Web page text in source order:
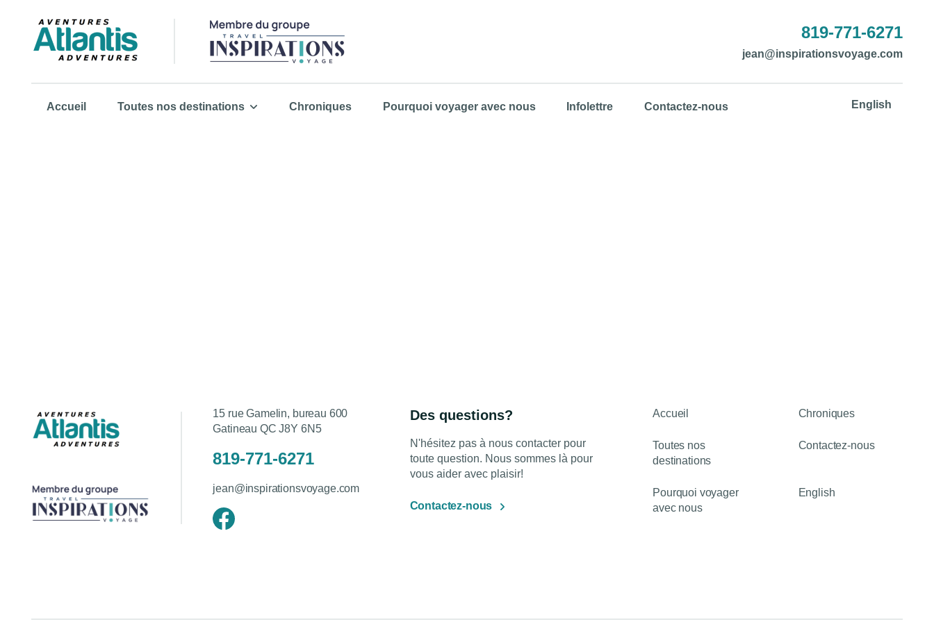
819-771-6271
jean@inspirationsvoyage.com
Accueil Toutes nos destinations Chroniques Pourquoi voyager avec nous Infolettre Contactez-nous English
15 rue Gamelin, bureau 600
Gatineau QC J8Y 6N5
819-771-6271
jean@inspirationsvoyage.com
Des questions?
N'hésitez pas à nous contacter pour
toute question. Nous sommes là pour
vous aider avec plaisir!
Contactez-nous
Accueil Chroniques
Toutes nos
destinations
Contactez-nous
Pourquoi voyager
avec nous
English